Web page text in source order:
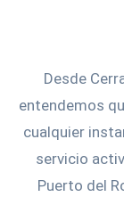
Desde
entendemos
cualquier
servicio
Puerto del